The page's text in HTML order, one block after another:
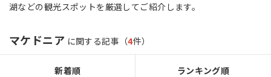
湖などの観光スポットを厳選してご紹介します。
マケドニア に関する記事（4件）
新着順 ランキング順